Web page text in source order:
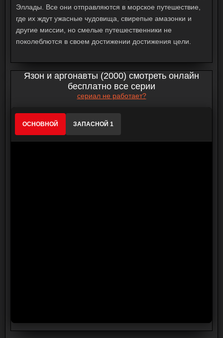
Эллады. Все они отправляются в морское путешествие,
где их ждут ужасные чудовища, свирепые амазонки и
другие миссии, но смелые путешественники не
поколеблются в своем достижении достижения цели.
Язон и аргонавты (2000) смотреть онлайн
бесплатно все серии
сериал не работает?
ОСНОВНОЙ ЗАПАСНОЙ 1